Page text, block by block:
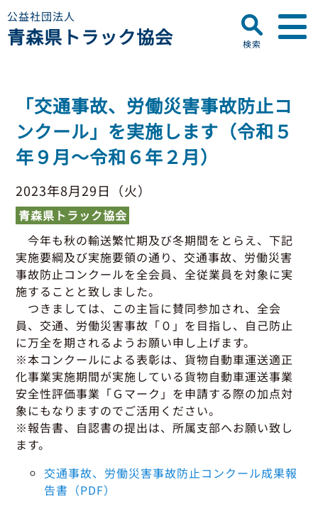
公益社団法人
青森県トラック協会
プロフィール
ディスクロージャー
会員名簿
お知らせ ▼
青森県トラック協会
行政・他団体
助成・補助金
適正化事業
セミナー・研修
適正化事業
適正化事業について
Gマーク制度について
巡回指導について
運行管理者・整備管理者
適正化だより
会員専用ページ ▼
初任運転者特別指導教育
グッドラーニング
運送申込・書面化アプリ
利用申し込み
活動報告・協会報
貸出用ビデオライブラリ
会員メール登録・会員情報変更
保有車両台数変更
一般の皆さまへ ▼
トラック輸送の役割
緑ナンバートラックとは
Gマークとは
引越安心マークとは
協会の活動
入会のご案内
プライバシーポリシー
検索
「交通事故、労働災害事故防止コ
ンクール」を実施します（令和５
年９月～令和６年２月）
2023年8月29日（火）
青森県トラック協会
今年も秋の輸送繁忙期及び冬期間をとらえ、下記
実施要綱及び実施要領の通り、交通事故、労働災害
事故防止コンクールを全会員、全従業員を対象に実
施することと致しました。
つきましては、この主旨に賛同参加され、全会
員、交通、労働災害事故「０」を目指し、自己防止
に万全を期されるようお願い申し上げます。
※本コンクールによる表彰は、貨物自動車運送適正
化事業実施期間が実施している貨物自動車運送事業
安全性評価事業「Ｇマーク」を申請する際の加点対
象にもなりますのでご活用ください。
※報告書、自認書の提出は、所属支部へお願い致し
ます。
交通事故、労働災害事故防止コンクール成果報
告書（PDF）